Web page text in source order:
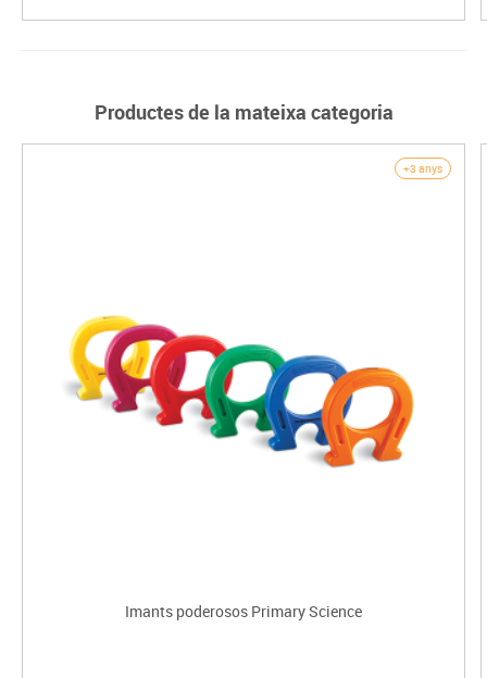
Productes de la mateixa categoria
+3 anys
Imants poderosos Primary Science